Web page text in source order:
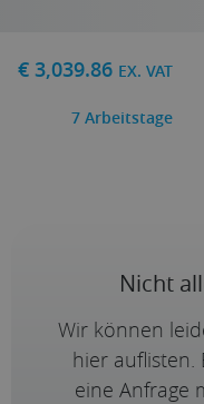
€ 3,039.86 EX. VAT
7 Arbeitstage
Nicht
Wir können
hier auflisten.
eine Anfrage